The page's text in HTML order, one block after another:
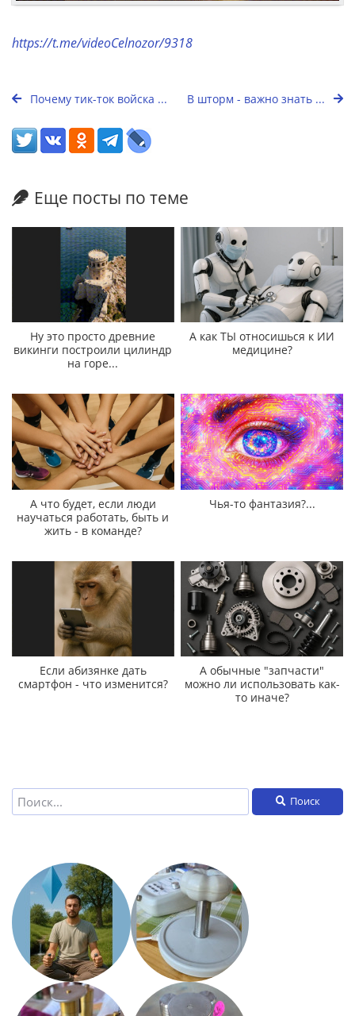
https://t.me/videoCelnozor/9318
Почему тик-ток войска ... В шторм - важно знать ...
Еще посты по теме
Ну это просто древние
викинги построили цилиндр
на горе...
А как ТЫ относишься к ИИ
медицине?
А что будет, если люди
научаться работать, быть и
жить - в команде?
Чья-то фантазия?...
Если абизянке дать
смартфон - что изменится?
А обычные "запчасти"
можно ли использовать как-
то иначе?
Поиск